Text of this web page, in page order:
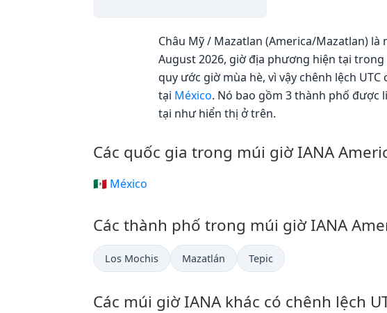
Châu Mỹ / Mazatlan (America/Mazatlan) là
August 2026, giờ địa phương hiện tại
quy ước giờ mùa hè, vì vậy chênh lệch
tại México. Nó bao gồm 3 thành phố được
tại như hiển thị ở trên.
Các quốc gia trong múi giờ IANA
🇲🇽 México
Các thành phố trong múi giờ IANA
Los Mochis Mazatlán Tepic
Các múi giờ IANA khác có chênh lệch